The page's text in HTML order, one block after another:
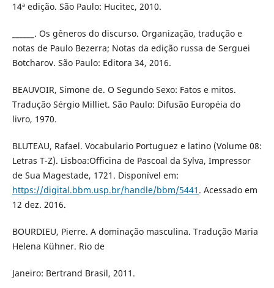
14ª edição. São Paulo: Hucitec, 2010.
______. Os gêneros do discurso. Organização, tradução e
notas de Paulo Bezerra; Notas da edição russa de Serguei
Botcharov. São Paulo: Editora 34, 2016.
BEAUVOIR, Simone de. O Segundo Sexo: Fatos e mitos.
Tradução Sérgio Milliet. São Paulo: Difusão Européia do
livro, 1970.
BLUTEAU, Rafael. Vocabulario Portuguez e latino (Volume 08:
Letras T-Z). Lisboa:Officina de Pascoal da Sylva, Impressor
de Sua Magestade, 1721. Disponível em:
https://digital.bbm.usp.br/handle/bbm/5441 . Acessado em
12 dez. 2016.
BOURDIEU, Pierre. A dominação masculina. Tradução Maria
Helena Kühner. Rio de
Janeiro: Bertrand Brasil, 2011.